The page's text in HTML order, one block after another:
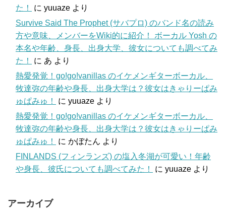
た！
に yuuaze より
Survive Said The Prophet (サバプロ) のバンド名の読み
方や意味、メンバーをWiki的に紹介！ ボーカル Yosh の
本名や年齢、身長、出身大学、彼女についても調べてみ
た！
に あ より
熱愛発覚！go!go!vanillas のイケメンギターボーカル、
牧達弥の年齢や身長、出身大学は？彼女はきゃりーぱみ
ゅぱみゅ！
に yuuaze より
熱愛発覚！go!go!vanillas のイケメンギターボーカル、
牧達弥の年齢や身長、出身大学は？彼女はきゃりーぱみ
ゅぱみゅ！
に かぼたん より
FINLANDS (フィンランズ) の塩入冬湖が可愛い！年齢
や身長、彼氏についても調べてみた！
に yuuaze より
アーカイブ